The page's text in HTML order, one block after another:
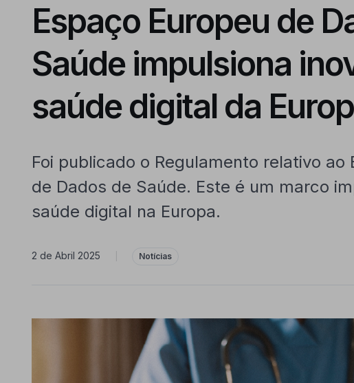
Espaço Europeu de
Saúde impulsiona
saúde digital da
Foi publicado o Regulamento relativo ao
de Dados de Saúde. Este é um marco
saúde digital na Europa.
2 de Abril 2025 Notícias